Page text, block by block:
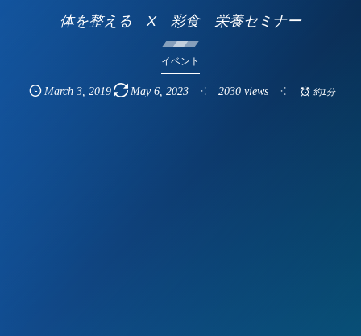
体を整える X 彩食 栄養セミナー
イベント
March 3 ,2019 May 6, 2023 2030 views 約1分